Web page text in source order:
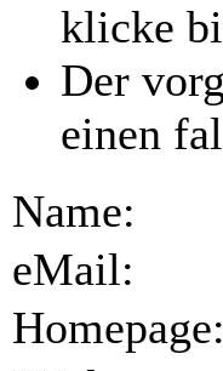
klicke
Der
einen
Name:
eMail:
Homepage: